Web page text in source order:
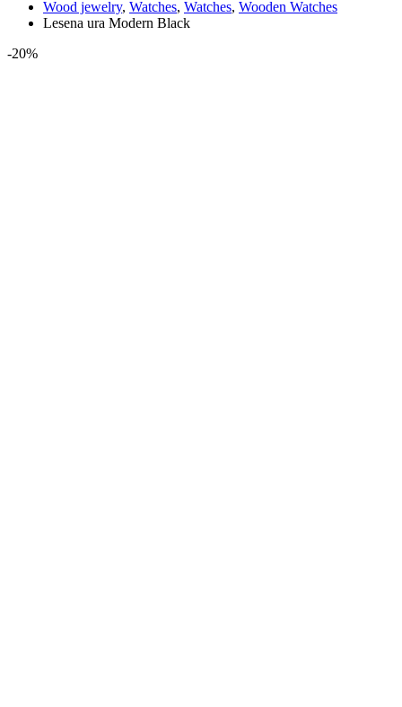
Wood jewelry, Watches, Watches, Wooden Watches
Lesena ura Modern Black
-20%